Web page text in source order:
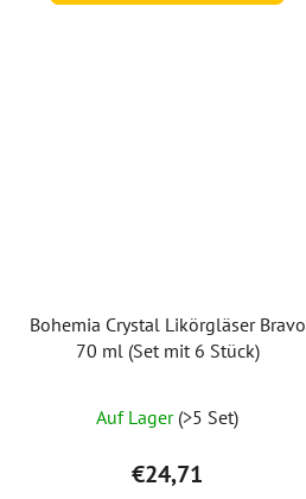
Bohemia Crystal Likörgläser Bravo
70 ml (Set mit 6 Stück)
Auf Lager (>5 Set)
€24,71